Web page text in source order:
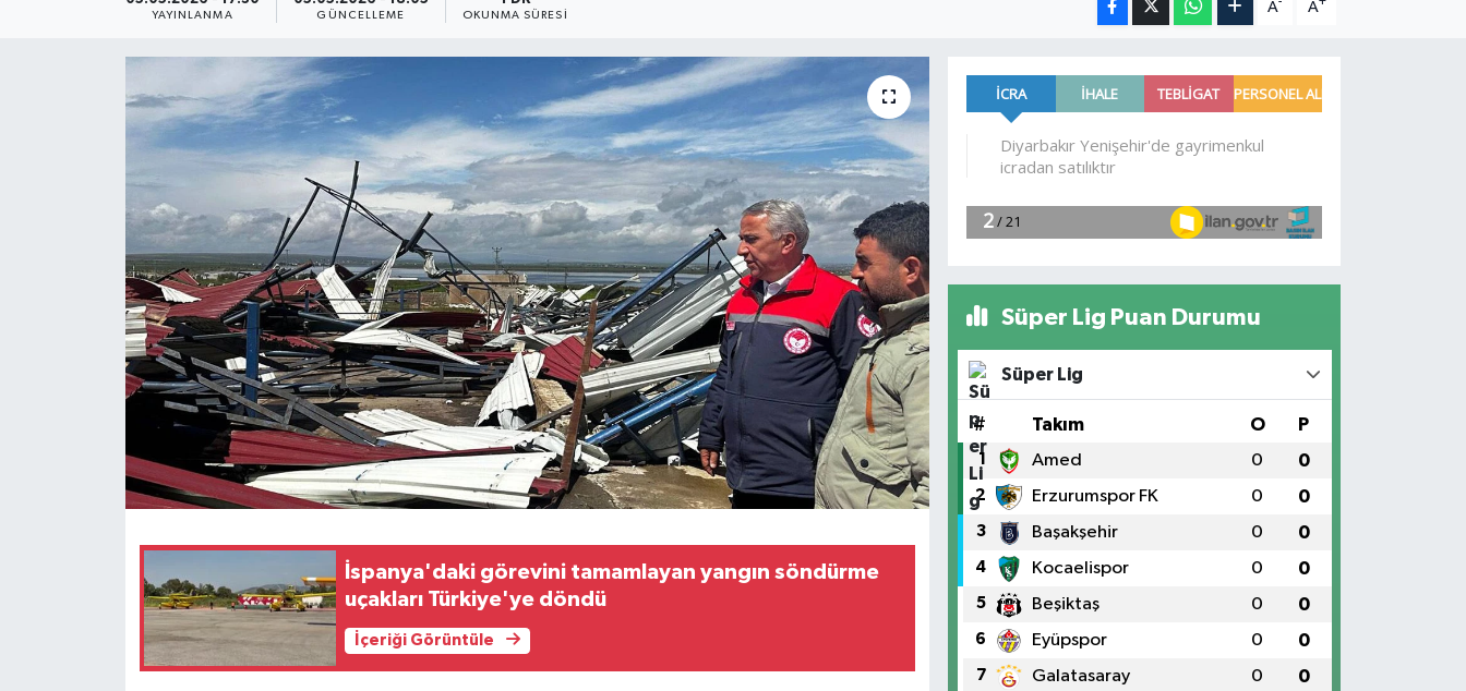
YAYINLANMA GÜNCELLEME OKUNMA SÜRESI
A A
İspanya'daki görevini tamamlayan yangın söndürme
uçakları Türkiye'ye döndü
İçeriği Görüntüle
Süper Lig Puan Durumu
Süper Lig
# Takım O P
1 Amed 0 0
2 Erzurumspor FK 0 0
3 Başakşehir 0 0
4 Kocaelispor 0 0
5 Beşiktaş 0 0
6 Eyüpspor 0 0
7 Galatasaray 0 0
Bi̇li̇m & Teknoloji̇